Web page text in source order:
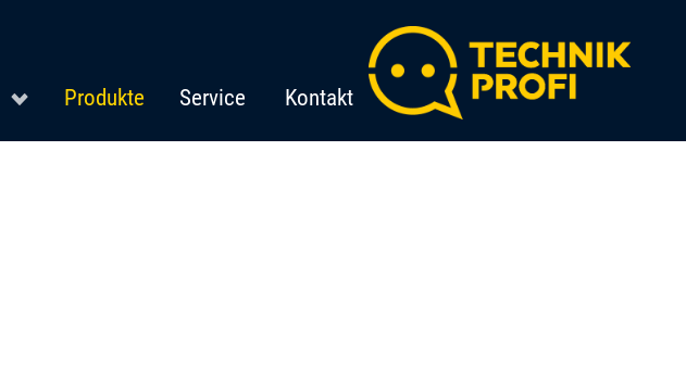
Produkte Service Kontakt